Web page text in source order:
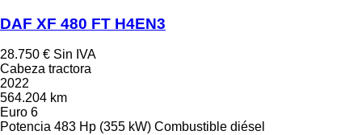
DAF XF 480 FT H4EN3
28.750 € Sin IVA
Cabeza tractora
2022
564.204 km
Euro 6
Potencia 483 Hp (355 kW) Combustible diésel